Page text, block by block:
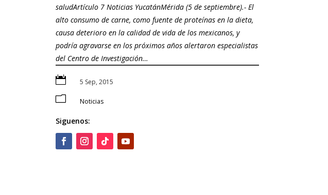
saludArtículo 7 Noticias YucatánMérida (5 de septiembre).- El
alto consumo de carne, como fuente de proteínas en la dieta,
causa deterioro en la calidad de vida de los mexicanos, y
podría agravarse en los próximos años alertaron especialistas
del Centro de Investigación…
 5 Sep, 2015
m Noticias
Siguenos: